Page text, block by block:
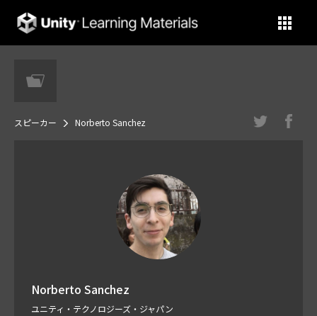
Unity Learning Materials
スピーカー Norberto Sanchez
Norberto Sanchez
ユニティ・テクノロジーズ・ジャパン